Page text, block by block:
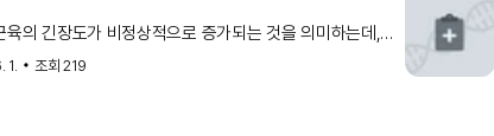
다른 원인을 배제하기 위해 종종 수행됩니다. 자기공명분광법은
역에서 GABA 수준의 국소 변화를 보여줄 수 있습니다. PERM
수 및 뇌간에서 고강도 신호를 보여줄 수 있습니다. 부종양 변형을
의 긴장도가 비정상적으로 증가되는 것을 의미하는데,
성의 근육 강직과 경련을 특징으로 하는 질환입니
조회 219